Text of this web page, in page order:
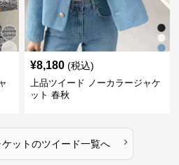
¥8,180 (税込)
上品ツイード ノーカラージャケ
ット 春秋
ットのツイード一覧へ ›